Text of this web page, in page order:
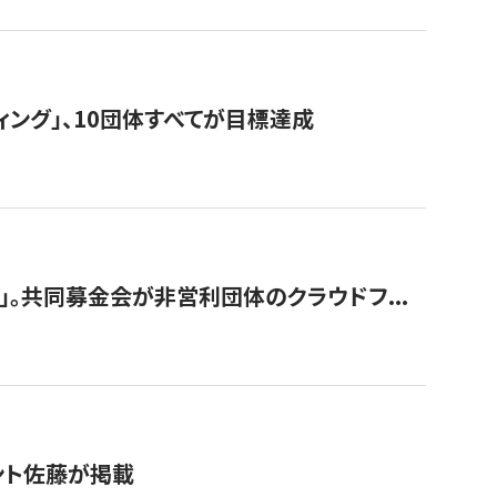
グ」、10団体すべてが目標達成
。共同募金会が非営利団体のクラウドフ...
佐藤が掲載